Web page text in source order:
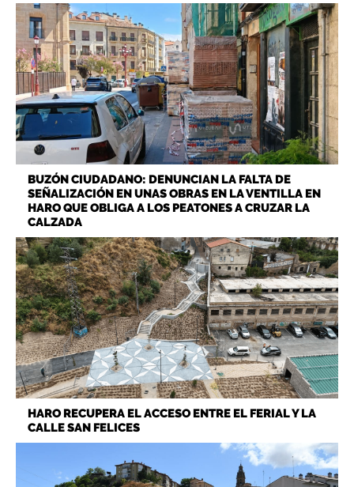
BUZÓN CIUDADANO: DENUNCIAN LA FALTA DE
SEÑALIZACIÓN EN UNAS OBRAS EN LA VENTILLA EN
HARO QUE OBLIGA A LOS PEATONES A CRUZAR LA
CALZADA
HARO RECUPERA EL ACCESO ENTRE EL FERIAL Y LA
CALLE SAN FELICES